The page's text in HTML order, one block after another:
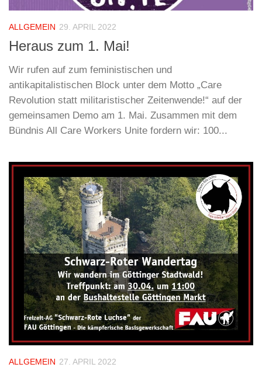
ALLGEMEIN 29. APRIL 2022
Heraus zum 1. Mai!
Wir rufen auf zum feministischen und
antikapitalistischen Block unter dem Motto „Care
Revolution statt militaristischer Zeitenwende!“ auf der
gemeinsamen Demo am 1. Mai. Zusammen mit dem
Bündnis All Care Workers Unite fordern wir: 100...
ALLGEMEIN 27. APRIL 2022